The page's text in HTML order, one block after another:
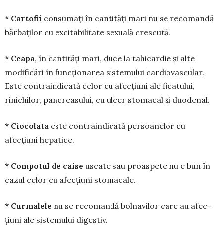
* Cartofii consumați în cantități mari nu se recomandă
bărbaților cu excitabilitate sexuală cres­cută.
* Ceapa, în cantități mari, duce la tahicardie și alte
modificări în funcționarea sistemului cardio­vascular.
Este contraindicată celor cu afecțiuni ale ficatului,
rinichilor, pancreasului, cu ulcer stomacal și duodenal.
* Ciocolata este contraindicată persoanelor cu
afecțiuni hepatice.
* Compotul de caise uscate sau proaspete nu e bun în
cazul celor cu afecțiuni stoma­cale.
* Curmalele nu se reco­mandă bolnavilor care au afec­
țiuni ale sistemului digestiv.